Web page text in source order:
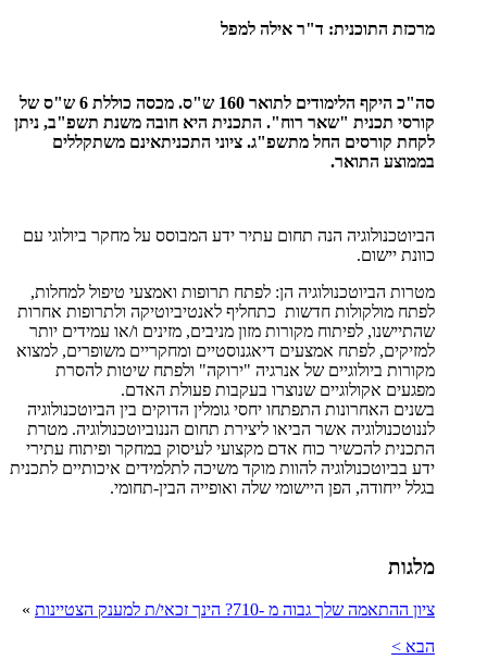
מרכזת התוכנית: ד"ר אילה למפל
סה"כ היקף הלימודים לתואר 160 ש"ס. מכסה כוללת 6 ש"ס של
קורסי תכנית "שאר רוח". התכנית היא חובה משנת תשפ"ב, ניתן
לקחת קורסים החל מתשפ"ג. ציוני התכניתאינם משתקללים
בממוצע התואר.
הביוטכנולוגיה הנה תחום עתיר ידע המבוסס על מחקר ביולוגי עם
כוונת יישום.
מטרות הביוטכנולוגיה הן: לפתח תרופות ואמצעי טיפול למחלות,
לפתח מולקולות חדשות כתחליף לאנטיביוטיקה ולתרופות אחרות
שהתיישנו, לפיתוח מקורות מזון מניבים, מזינים ו/או עמידים יותר
למזיקים, לפתח אמצעים דיאגנוסטיים ומחקריים משופרים, למצוא
מקורות ביולוגיים של אנרגיה "ירוקה" ולפתח שיטות להסרת
מפגעים אקולוגיים שנוצרו בעקבות פעולת האדם.
בשנים האחרונות התפתחו יחסי גומלין הדוקים בין הביוטכנולוגיה
לננוטכנולוגיה אשר הביאו ליצירת תחום הננוביוטכנולוגיה. מטרת
התכנית להכשיר כוח אדם מקצועי לעיסוק במחקר ופיתוח עתירי
ידע בביוטכנולוגיה להוות מוקד משיכה לתלמידים איכותיים לתכנית
בגלל ייחודה, הפן היישומי שלה ואופייה הבין-תחומי.
מלגות
ציון ההתאמה שלך גבוה מ -710? הינך זכאי/ת למענק הצטיינות
»
הבא >